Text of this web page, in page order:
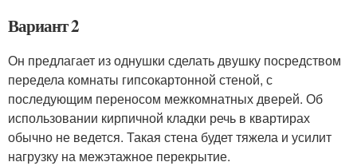
Вариант 2
Он предлагает из однушки сделать двушку посредством
передела комнаты гипсокартонной стеной, с
последующим переносом межкомнатных дверей. Об
использовании кирпичной кладки речь в квартирах
обычно не ведется. Такая стена будет тяжела и усилит
нагрузку на межэтажное перекрытие.